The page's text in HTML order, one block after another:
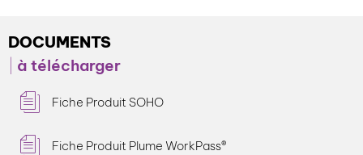
DOCUMENTS
à télécharger
Fiche Produit SOHO
Fiche Produit Plume WorkPass®